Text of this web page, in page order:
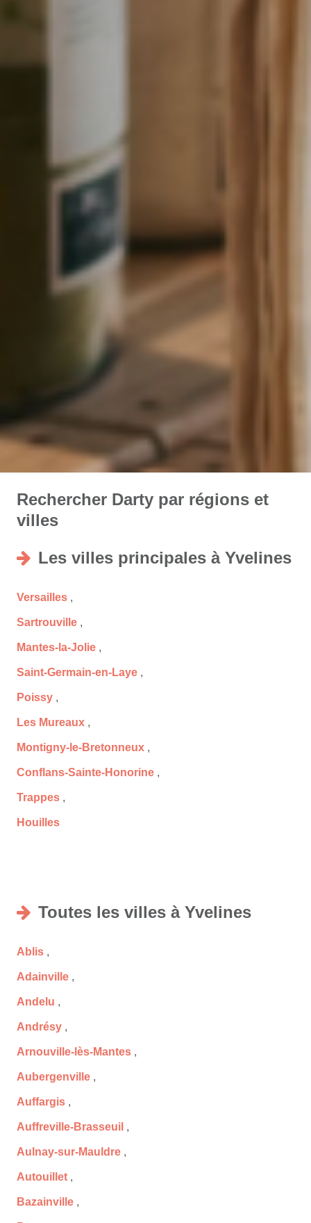
Rechercher Darty par régions et
villes
Les villes principales à Yvelines
Versailles ,
Sartrouville ,
Mantes-la-Jolie ,
Saint-Germain-en-Laye ,
Poissy ,
Les Mureaux ,
Montigny-le-Bretonneux ,
Conflans-Sainte-Honorine ,
Trappes ,
Houilles
Toutes les villes à Yvelines
Ablis ,
Adainville ,
Andelu ,
Andrésy ,
Arnouville-lès-Mantes ,
Aubergenville ,
Auffargis ,
Auffreville-Brasseuil ,
Aulnay-sur-Mauldre ,
Autouillet ,
Bazainville ,